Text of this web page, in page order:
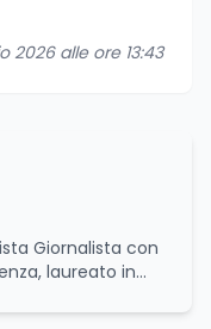
2026 alle ore 13:43
Giornalista con
laureato in
di Roma,